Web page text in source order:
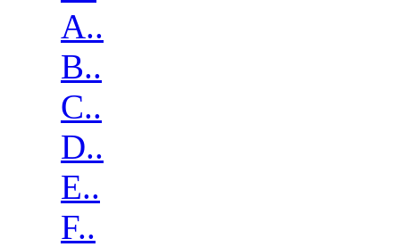
A..
B..
C..
D..
E..
F..